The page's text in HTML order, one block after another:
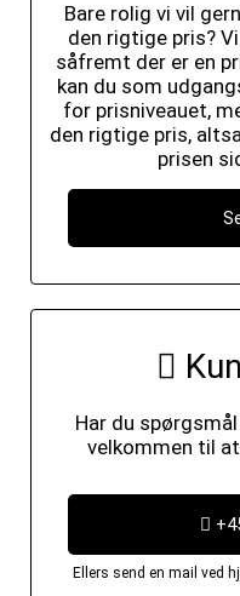
Bare rolig vi vil
den rigtige pris?
såfremt der er en
kan du som
for prisniveauet,
den rigtige pris,
prisen
Har du
velkommen til
Ellers send en mail ved